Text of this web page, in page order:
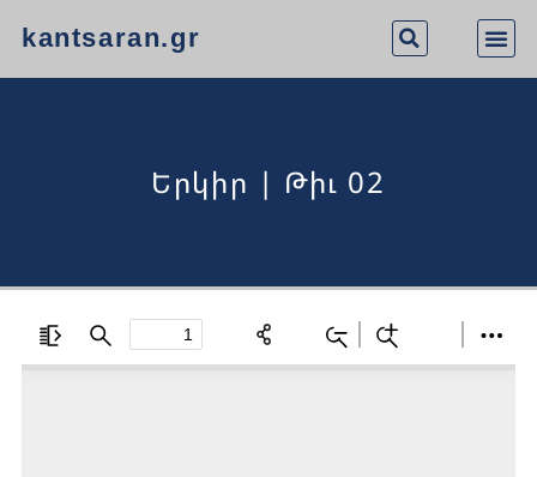
kantsaran.gr
Երկիր | Թիւ 02